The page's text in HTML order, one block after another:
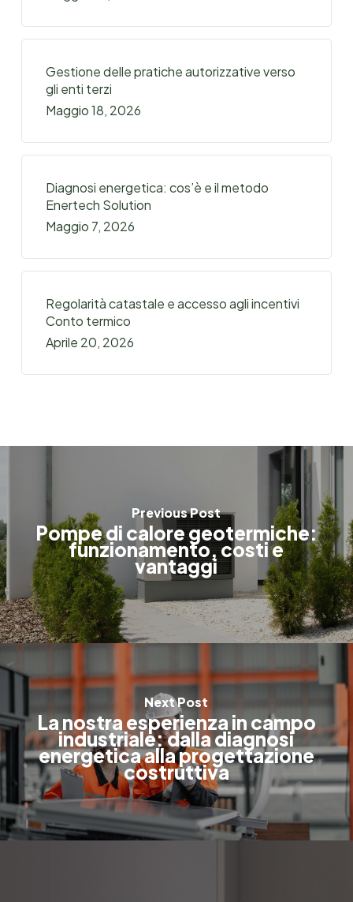
Gestione delle pratiche autorizzative verso
gli enti terzi
Maggio 18, 2026
Diagnosi energetica: cos’è e il metodo
Enertech Solution
Maggio 7, 2026
Regolarità catastale e accesso agli incentivi
Conto termico
Aprile 20, 2026
Previous Post
Pompe di calore geotermiche:
funzionamento, costi e
vantaggi
Next Post
La nostra esperienza in campo
industriale: dalla diagnosi
energetica alla progettazione
costruttiva